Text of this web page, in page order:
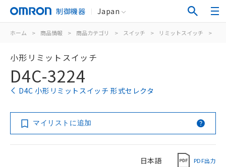
制御機器 Japan
ホーム > 商品情報 > 商品カテゴリ > スイッチ > リミットスイッチ >
小形リミットスイッチ
D4C-3224
D4C 小形リミットスイッチ 形式セレクタ
マイリストに追加
日本語 PDF出力